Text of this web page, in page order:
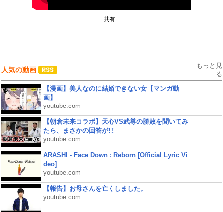
共有:
人気の動画
もっと見
る
【漫画】美人なのに結婚できない女【マンガ動
画】
youtube.com
【朝倉未来コラボ】天心VS武尊の勝敗を聞いてみ
たら、まさかの回答が!!!
youtube.com
ARASHI - Face Down : Reborn [Official Lyric Vi
deo]
youtube.com
【報告】お母さんを亡くしました。
youtube.com